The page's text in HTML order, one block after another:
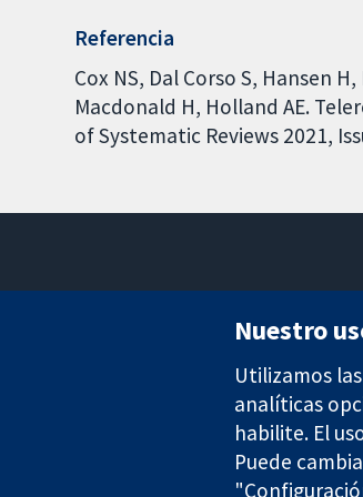
Referencia
Cox NS, Dal Corso S, Hansen
Macdonald H, Holland AE.
of Systematic Reviews 2021,
Nuestro
Utilizamos
analíticas
habilite. El
Puede